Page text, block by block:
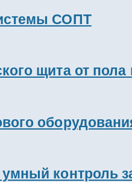
СОПТ
щита от
контроль